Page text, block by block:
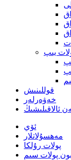
يىپ
قوللىنىش
خەۋەرلەر
ئالاقىلىشىڭ
ئۆي
مەھسۇلاتلار
پولات رۇلكا
پولات سىم